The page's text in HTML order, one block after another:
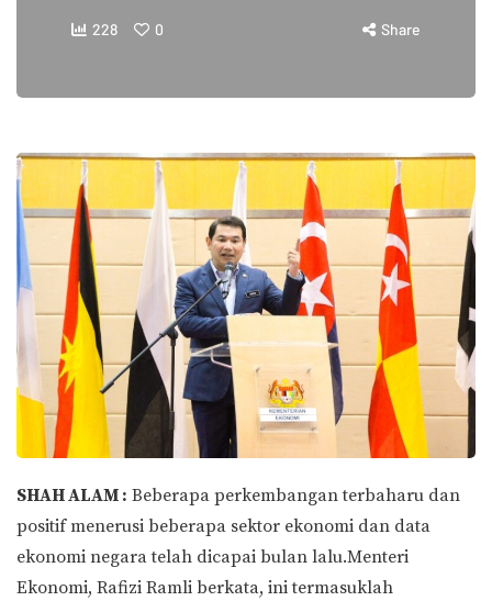
228 0 Share
SHAH ALAM : Beberapa perkembangan terbaharu dan
positif menerusi beberapa sektor ekonomi dan data
ekonomi negara telah dicapai bulan lalu.Menteri
Ekonomi, Rafizi Ramli berkata, ini termasuklah